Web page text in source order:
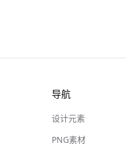
导航
设计元素
PNG素材